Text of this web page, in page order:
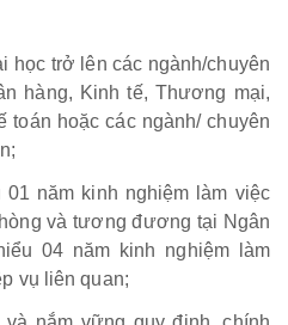
học trở lên các ngành/chuyên
hàng, Kinh tế, Thương mại,
toán hoặc các ngành/ chuyên
01 năm kinh nghiệm làm việc
và tương đương tại Ngân
04 năm kinh nghiệm làm
vụ liên quan;